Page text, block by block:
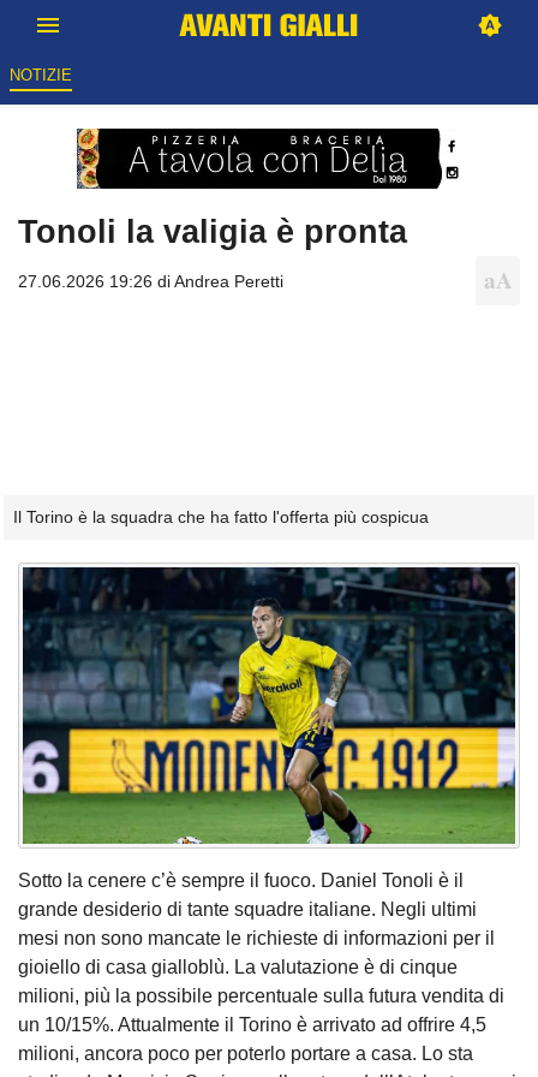
NOTIZIE
Tonoli la valigia è pronta
27.06.2026 19:26 diAndrea Peretti
Il Torino è la squadra che ha fatto l'offerta più cospicua
Sotto la cenere c’è sempre il fuoco. Daniel Tonoli è il
grande desiderio di tante squadre italiane. Negli ultimi
mesi non sono mancate le richieste di informazioni per il
gioiello di casa gialloblù. La valutazione è di cinque
milioni, più la possibile percentuale sulla futura vendita di
un 10/15%. Attualmente il Torino è arrivato ad offrire 4,5
milioni, ancora poco per poterlo portare a casa. Lo sta